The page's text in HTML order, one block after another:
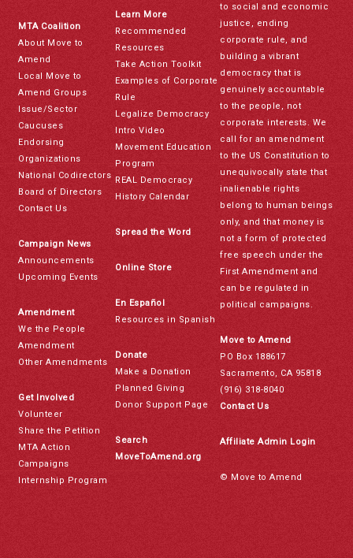
MTA Coalition
About Move to
Amend
Local Move to
Amend Groups
Issue/Sector
Caucuses
Endorsing
Organizations
National Codirectors
Board of Directors
Contact Us
Campaign News
Announcements
Upcoming Events
Amendment
We the People
Amendment
Other Amendments
Get Involved
Volunteer
Share the Petition
MTA Action
Campaigns
Internship Program
Learn More
Recommended
Resources
Take Action Toolkit
Examples of Corporate
Rule
Legalize Democracy
Intro Video
Movement Education
Program
REAL Democracy
History Calendar
Spread the Word
Online Store
En Español
Resources in Spanish
Donate
Make a Donation
Planned Giving
Donor Support Page
Search
MoveToAmend.org
to social and economic
justice, ending
corporate rule, and
building a vibrant
democracy that is
genuinely accountable
to the people, not
corporate interests. We
call for an amendment
to the US Constitution to
unequivocally state that
inalienable rights
belong to human beings
only, and that money is
not a form of protected
free speech under the
First Amendment and
can be regulated in
political campaigns.
Move to Amend
PO Box 188617
Sacramento, CA 95818
(916) 318-8040
Contact Us
Affiliate Admin Login
© Move to Amend